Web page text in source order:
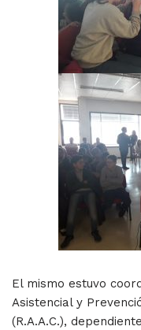
El mismo estuvo
Asistencial y
(R.A.A.C.),